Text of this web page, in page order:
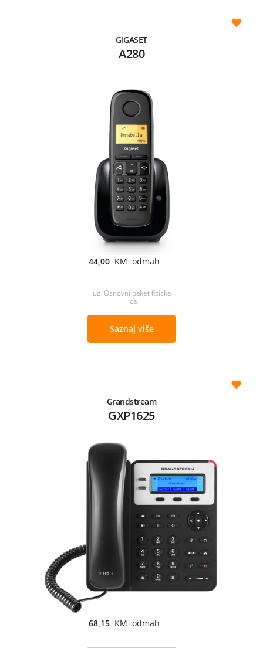
GIGASET
A280
44,00 KM odmah
uz Osnovni paket fizicka
lica
Saznaj više
Grandstream
GXP1625
68,15 KM odmah